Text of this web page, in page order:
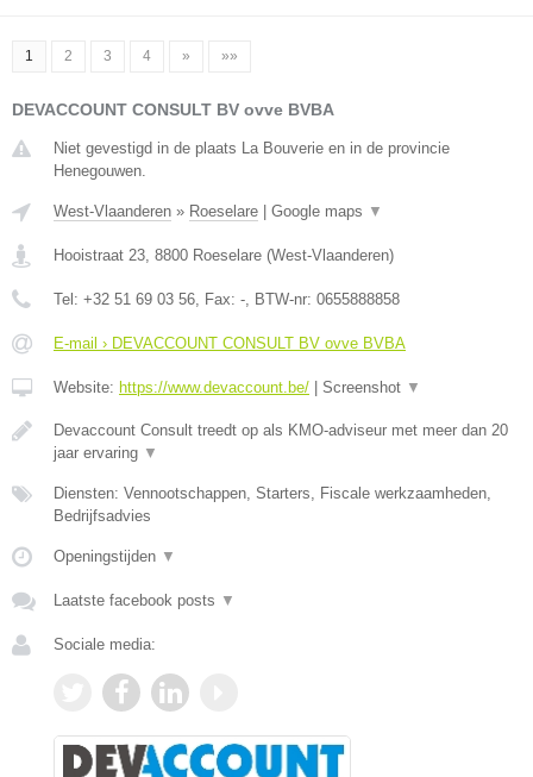
1 2 3 4 » »»
DEVACCOUNT CONSULT BV ovve BVBA
Niet gevestigd in de plaats La Bouverie en in de provincie
Henegouwen.
West-Vlaanderen » Roeselare Google maps ▼
Hooistraat 23, 8800 Roeselare (West-Vlaanderen)
Tel: +32 51 69 03 56, Fax: -, BTW-nr: 0655888858
E-mail › DEVACCOUNT CONSULT BV ovve BVBA
Website: https://www.devaccount.be/ Screenshot ▼
Devaccount Consult treedt op als KMO-adviseur met meer dan 20
jaar ervaring ▼
Diensten: Vennootschappen, Starters, Fiscale werkzaamheden,
Bedrijfsadvies
Openingstijden ▼
Laatste facebook posts ▼
Sociale media: